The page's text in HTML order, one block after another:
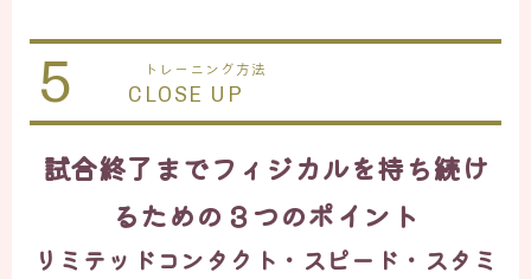
5 トレーニング方法
CLOSE UP
試合終了までフィジカルを持ち続け
るための３つのポイント
リミテッドコンタクト・スピード・スタミ